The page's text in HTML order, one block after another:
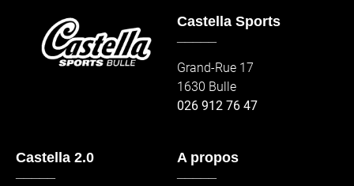
Castella Sports
Grand-Rue 17
1630 Bulle
026 912 76 47
Castella 2.0
A propos